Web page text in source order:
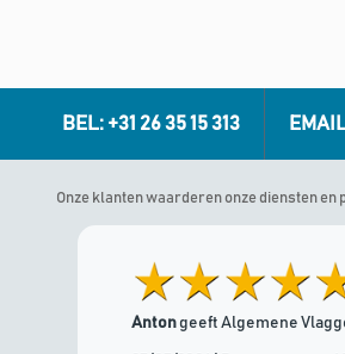
BEL: +31 26 35 15 313
Onze klanten waarderen onze diensten en
Antongeeft Algemene